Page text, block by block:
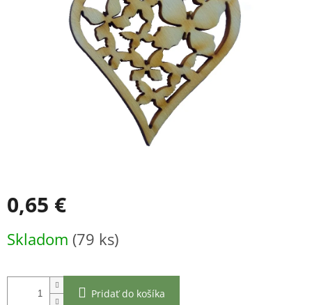
0,65 €
cena:
Skladom (79 ks)
Pridať do košíka